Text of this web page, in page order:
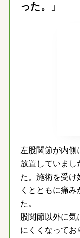
った。」
左股関節が内側
放置していまし
た。施術を受け
くとともに痛
た。
股関節以外に
にくくなってお